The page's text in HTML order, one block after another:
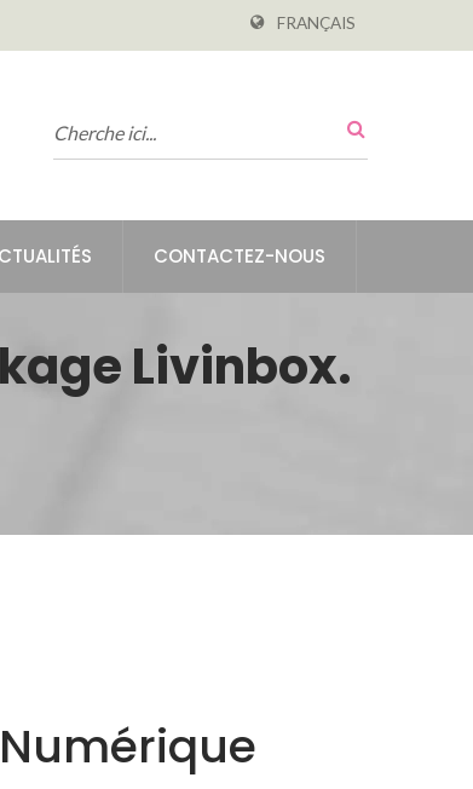
FRANÇAIS
CONTACTEZ-NOUS
Livinbox.